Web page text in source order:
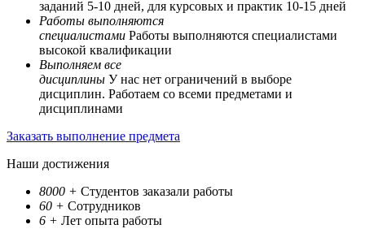
заданий 5-10 дней, для курсовых и практик 10-15 дней
Работы выполняются
специалистами Работы выполняются специалистами
высокой квалификации
Выполняем все
дисциплины У нас нет ограничений в выборе
дисциплин. Работаем со всеми предметами и
дисциплинами
Заказать выполнение предмета
Наши достижения
8000 + Студентов заказали работы
60 + Сотрудников
6 + Лет опыта работы